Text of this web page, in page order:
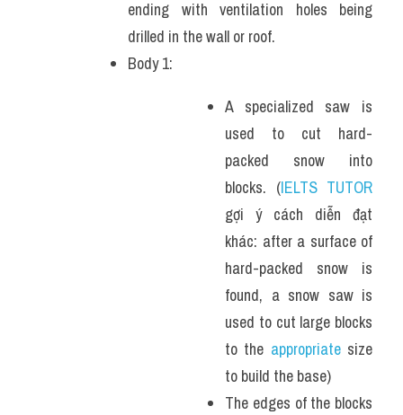
ending with ventilation holes being
drilled in the wall or roof.
Body 1:
A specialized saw is
used to cut hard-
packed snow into
blocks. (IELTS TUTOR
gợi ý cách diễn đạt
khác: after a surface of
hard-packed snow is
found, a snow saw is
used to cut large blocks
to the appropriate size
to build the base)
The edges of the blocks